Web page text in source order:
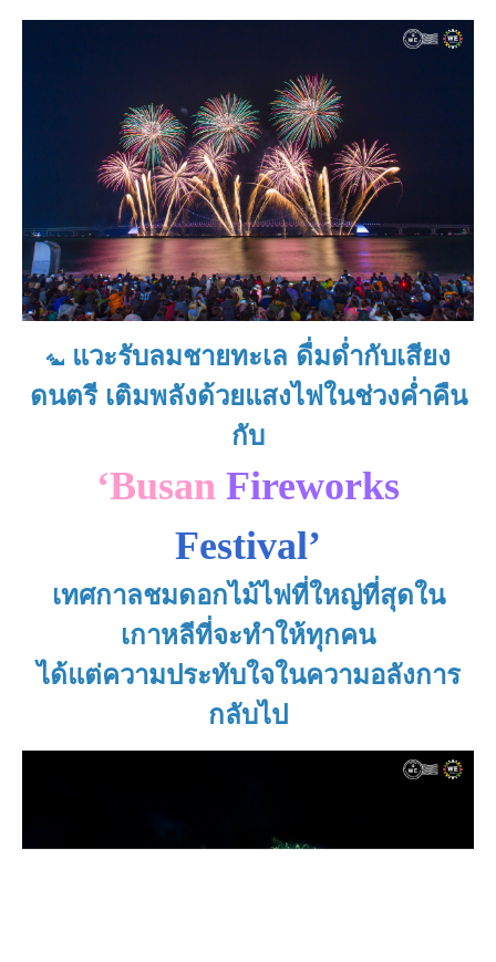
แวะรับลมชายทะเล ดื่มด่ำกับเสียง
ดนตรี เติมพลังด้วยแสงไฟในช่วงค่ำคืน
กับ
‘Busan Fireworks
Festival’
เทศกาลชมดอกไม้ไฟที่ใหญ่ที่สุดใน
เกาหลีที่จะทำให้ทุกคน
ได้แต่ความประทับใจในความอลังการ
กลับไป